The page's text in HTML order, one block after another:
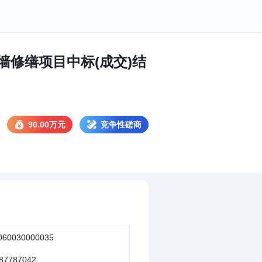
修缮项目中标(成交)结
90.00万元 竞争性磋商